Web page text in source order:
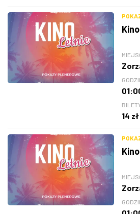
14 zł